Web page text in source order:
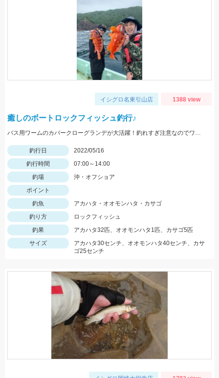
イシグロ名東引山店 1388 view
癒しのボートロックフィッシュ釣行♪
バス用ワームのカバークローグランデが大活躍！釣れすぎ注意なのでワームは沢山用意してくださいネ
釣行日
2022/05/16
釣行時間
07:00～14:00
釣場
沖・オフショア
ポイント
釣魚
アカハタ・オオモンハタ・カサゴ
釣り方
ロックフィッシュ
釣果
アカハタ32匹、オオモンハタ1匹、カサゴ5匹
サイズ
アカハタ30センチ、オオモンハタ40センチ、カサ
ゴ25センチ